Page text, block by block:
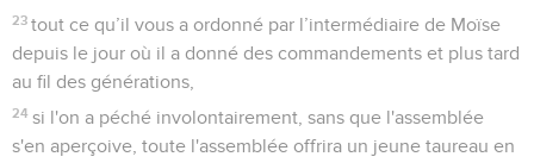
23 tout ce qu’il vous a ordonné par l’intermédiaire de Moïse
depuis le jour où il a donné des commandements et plus tard
au fil des générations,
24 si l'on a péché involontairement, sans que l'assemblée
s'en aperçoive, toute l'assemblée offrira un jeune taureau en